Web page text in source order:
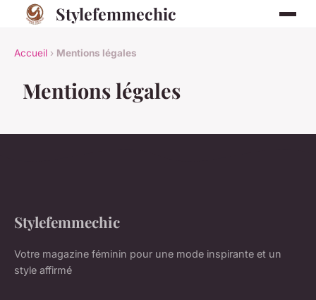
Stylefemmechic
Accueil › Mentions légales
Mentions légales
Stylefemmechic
Votre magazine féminin pour une mode inspirante et un
style affirmé